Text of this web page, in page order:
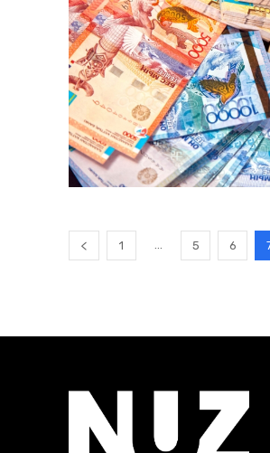
1 ... 5 6